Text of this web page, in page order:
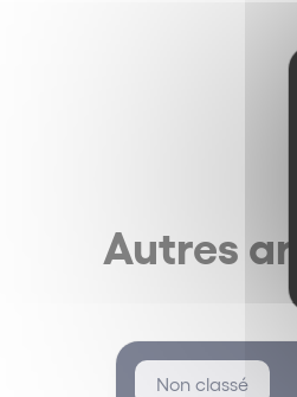
Autres
Non classé